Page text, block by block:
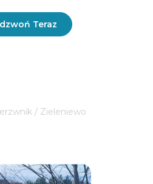
Teraz
/ Zieleniewo